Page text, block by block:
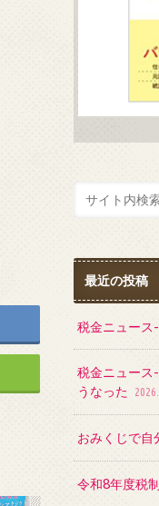
最近の投稿
税金ニュース
税金ニュース
うなった
おみくじで自
令和8年度税